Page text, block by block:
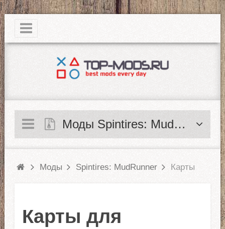
|
Моды Spintires: MudRunner
Моды Spintires: MudRunner Карты
Карты для